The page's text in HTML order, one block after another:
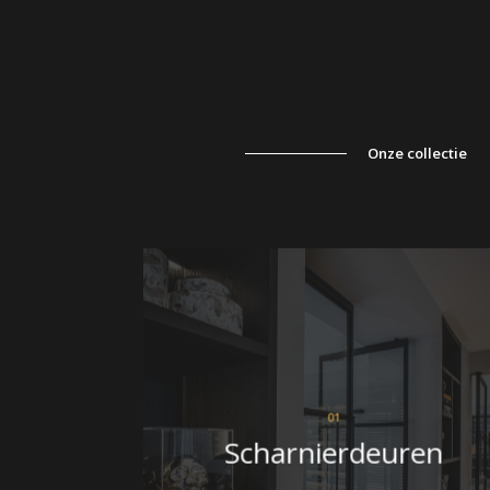
Onze collectie
01
Scharnierdeuren